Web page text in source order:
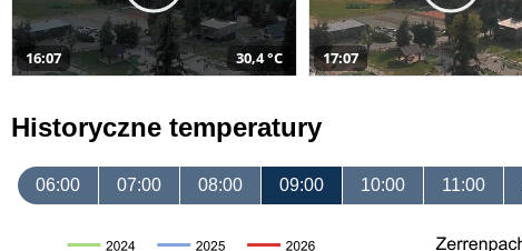
16:07 30,4 °C 17:07
Historyczne temperatury
06:00 07:00 08:00 09:00 10:00 11:00